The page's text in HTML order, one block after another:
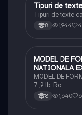
Limba și
Tipuri de
Tipuri de texte
8 1,944
Limba și
MODEL DE
NATIONALA
MODEL DE
7 ,9 lb. Ro
8 1,640